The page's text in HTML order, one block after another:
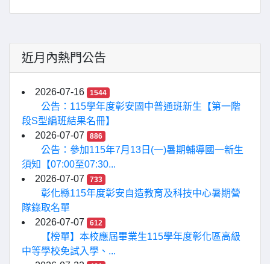
近月內熱門公告
2026-07-16 1544
公告：115學年度彰安國中普通班新生【第一階
段S型編班結果名冊】
2026-07-07
886
公告：參加115年7月13日(一)暑期輔導國一新生
須知【07:00至07:30...
2026-07-07
733
彰化縣115年度彰安自造教育及科技中心暑期營
隊錄取名單
2026-07-07
612
【榜單】本校應屆畢業生115學年度彰化區高級
中等學校免試入學、...